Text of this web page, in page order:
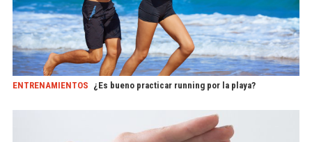
ENTRENAMIENTOS ¿Es bueno practicar running por la playa?